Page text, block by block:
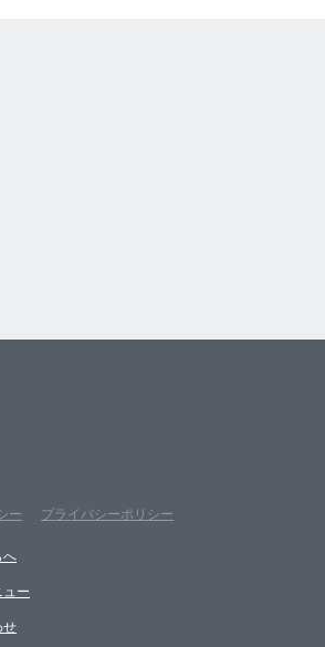
ー プライバシーポリシー
へ
ー
せ